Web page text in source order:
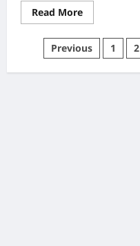
Read MoreRead
more
ΑΚΡΟΠΟΛΙΣ
–
ΠΑΡΘΕΝΩΝ
–
Σελιδοποίηση
άρθρων
Previous 1 2